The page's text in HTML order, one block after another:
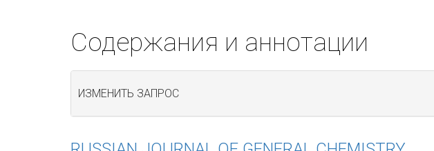
Содержания и аннотации
ИЗМЕНИТЬ ЗАПРОС